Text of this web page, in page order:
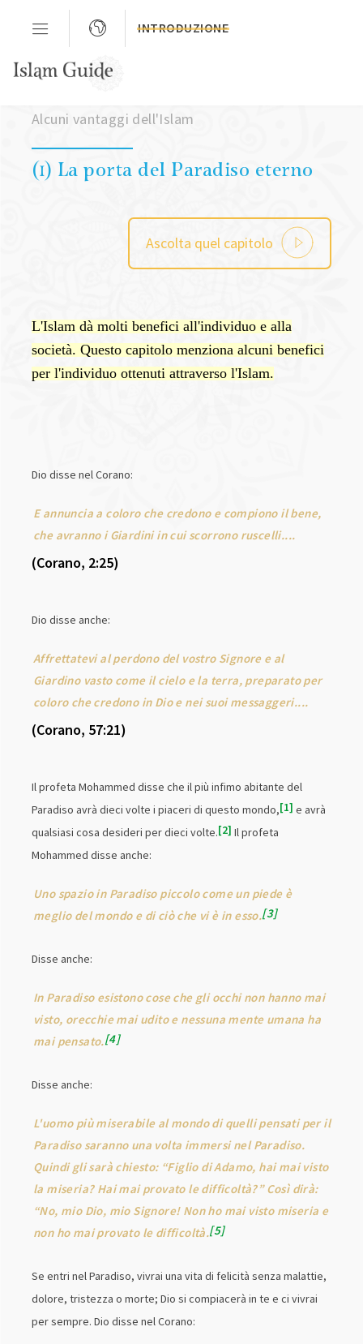
INTRODUZIONE
Alcuni vantaggi dell'Islam
(1) La porta del Paradiso eterno
Ascolta quel capitolo
L'Islam dà molti benefici all'individuo e alla
società. Questo capitolo menziona alcuni benefici
per l'individuo ottenuti attraverso l'Islam.
Dio disse nel Corano:
E annuncia a coloro che credono e compiono il bene,
che avranno i Giardini in cui scorrono ruscelli....
(Corano, 2:25)
Dio disse anche:
Affrettatevi al perdono del vostro Signore e al
Giardino vasto come il cielo e la terra, preparato per
coloro che credono in Dio e nei suoi messaggeri....
(Corano, 57:21)
Il profeta Mohammed disse che il più infimo abitante del
Paradiso avrà dieci volte i piaceri di questo mondo, 1 e avrà
qualsiasi cosa desideri per dieci volte. 2 Il profeta
Mohammed disse anche:
Uno spazio in Paradiso piccolo come un piede è
meglio del mondo e di ciò che vi è in esso. 3
Disse anche:
In Paradiso esistono cose che gli occhi non hanno mai
visto, orecchie mai udito e nessuna mente umana ha
mai pensato. 4
Disse anche:
L'uomo più miserabile al mondo di quelli pensati per il
Paradiso saranno una volta immersi nel Paradiso.
Quindi gli sarà chiesto: “Figlio di Adamo, hai mai visto
la miseria? Hai mai provato le difficoltà?” Così dirà:
“No, mio Dio, mio Signore! Non ho mai visto miseria e
non ho mai provato le difficoltà. 5
Se entri nel Paradiso, vivrai una vita di felicità senza malattie,
dolore, tristezza o morte; Dio si compiacerà in te e ci vivrai
per sempre. Dio disse nel Corano: